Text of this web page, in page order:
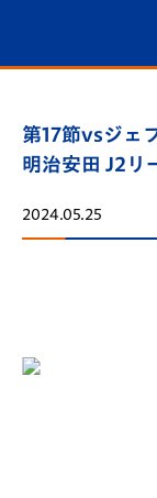
第17節vsジェ
明治安田 J2リ
2024.05.25